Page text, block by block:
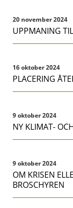
20 november 2024
UPPMANING
16 oktober 2024
PLACERING
9 oktober 2024
NY KLIMAT-
9 oktober 2024
OM KRISEN
BROSCHYREN